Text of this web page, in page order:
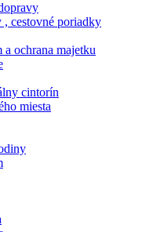
cestovné poriadky
ochrana majetku
cintorín
miesta